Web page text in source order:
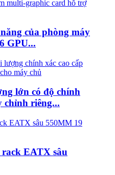
của phòng máy
GPU...
lớn có độ chính
chỉnh riêng...
EATX sâu